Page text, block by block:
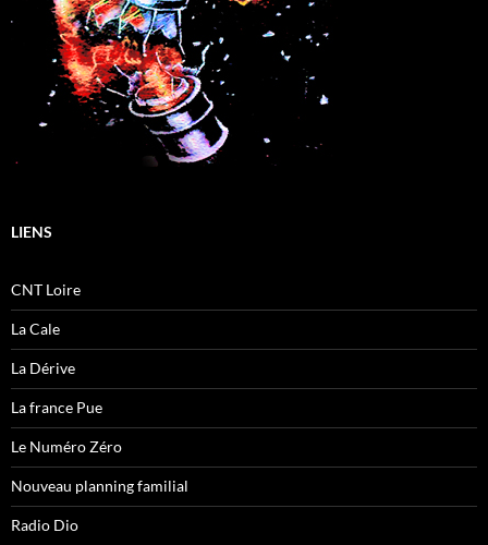
LIENS
CNT Loire
La Cale
La Dérive
La france Pue
Le Numéro Zéro
Nouveau planning familial
Radio Dio